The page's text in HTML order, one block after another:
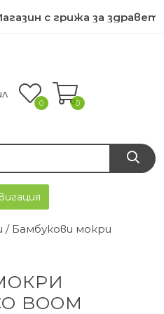
с грижа за
0 0
/ Бамбукови мокри
BOOM